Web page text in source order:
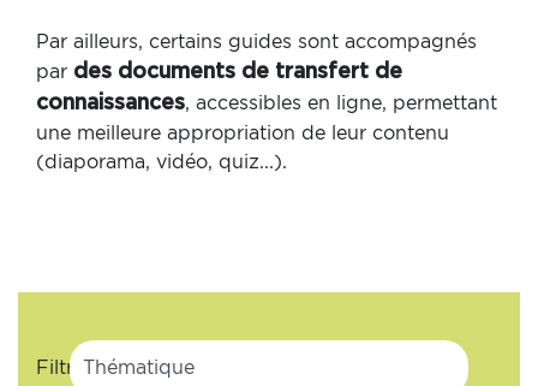
Par ailleurs, certains guides sont accompagnés
par des documents de transfert de
connaissances, accessibles en ligne, permettant
une meilleure appropriation de leur contenu
(diaporama, vidéo, quiz...).
Filtrer par >